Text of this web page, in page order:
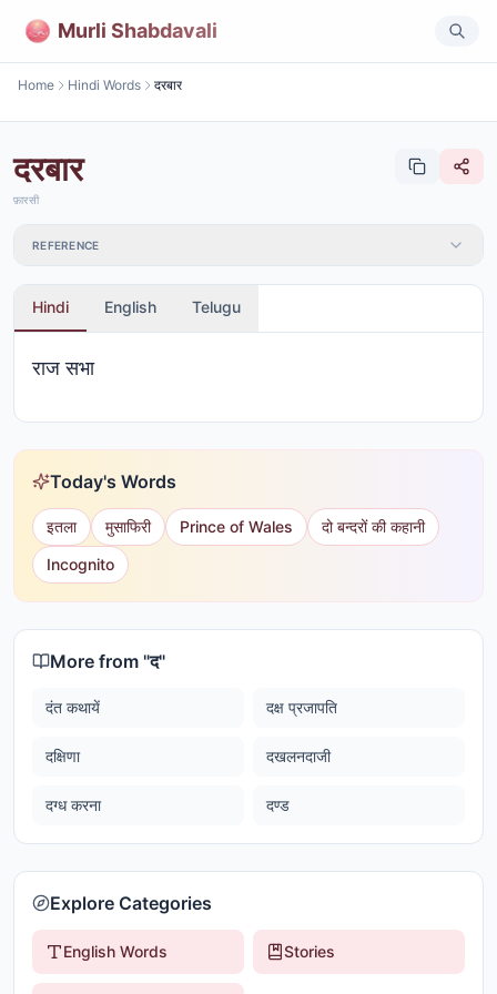
Murli Shabdavali
Home Hindi Words दरबार
दरबार
फ़ारसी
REFERENCE
Hindi English Telugu
राज सभा
Today's Words
इतला मुसाफिरी Prince of Wales
दो बन्दरों की कहानी
Incognito
More from "द"
दंत कथायें दक्ष प्रजापति
दक्षिणा दखलनदाजी
दग्ध करना दण्ड
Explore Categories
English Words Stories